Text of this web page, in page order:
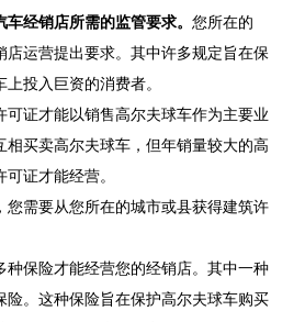
经销店所需的监管要求。 您所在的
店运营提出要求。其中许多规定旨在保
投入巨资的消费者。
可证才能以销售高尔夫球车作为主要业
相买卖高尔夫球车，但年销量较大的高
证才能经营。
您需要从您所在的城市或县获得建筑许
种保险才能经营您的经销店。其中一种
险。这种保险旨在保护高尔夫球车购买